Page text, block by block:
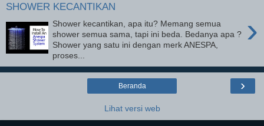
SHOWER KECANTIKAN
›
Shower kecantikan, apa itu? Memang semua
shower semua sama, tapi ini beda. Bedanya apa ?
Shower yang satu ini dengan merk ANESPA,
proses...
›
Beranda
Lihat versi web